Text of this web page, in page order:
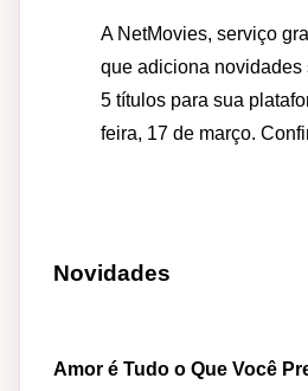
A NetMovies, serviço
que adiciona novidades
5 títulos para sua
feira, 17 de março.
Novidades
Amor é Tudo o Que Você